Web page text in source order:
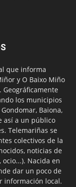
que informa
y O Baixo Miño
Geográficamente
los municipios
Baiona,
así a un público
Telemariñas se
colectivos de la
noticias de
Nacida en
dar un poco de
información local.